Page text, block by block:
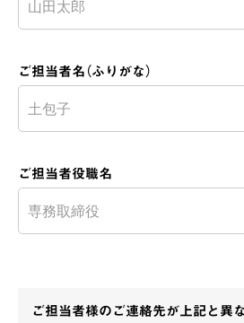
ご担当者名（ふりがな）
ご担当者役職名
ご担当者様のご連絡先が上記と異